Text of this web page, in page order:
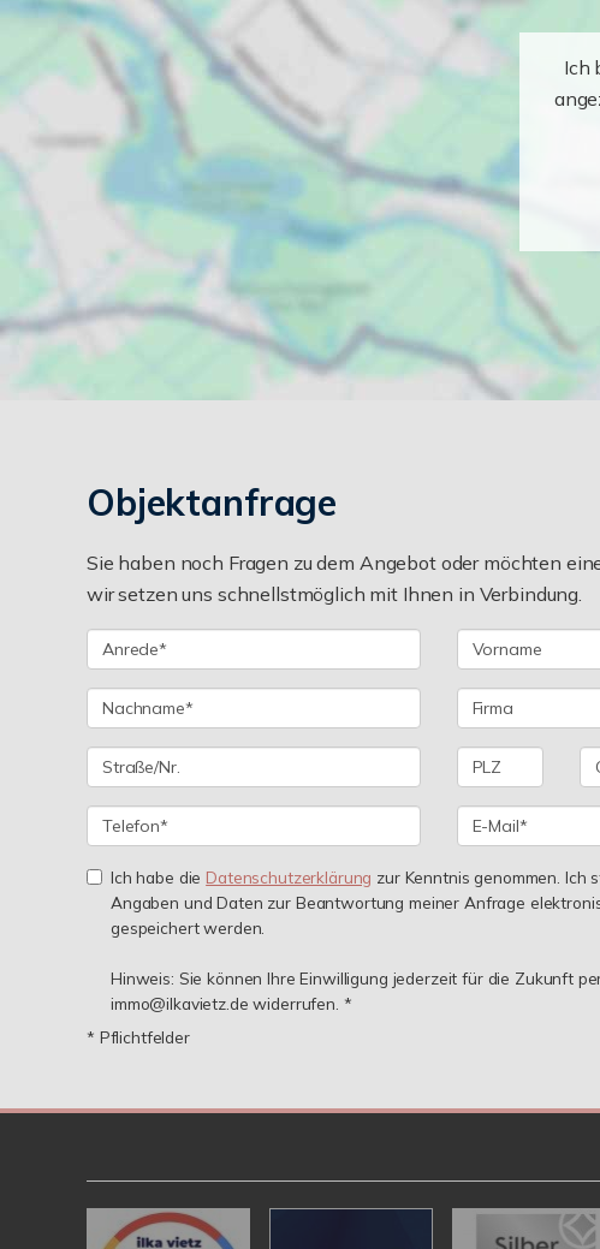
Ich
Objektanfrage
Sie haben noch Fragen zu dem Angebot oder möchten
wir setzen uns schnellstmöglich mit Ihnen in Verbindung.
Ich habe die Datenschutzerklärung zur Kenntnis genommen. Ich
Angaben und Daten zur Beantwortung meiner Anfrage
gespeichert werden.
Hinweis: Sie können Ihre Einwilligung jederzeit für die Zukunft
immo@ilkavietz.de widerrufen. *
* Pflichtfelder